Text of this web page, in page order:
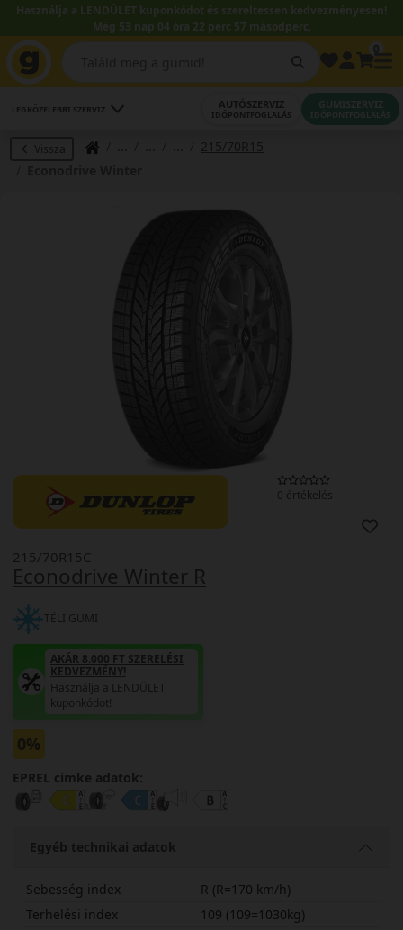
Használja a LENDÜLET kuponkódot és szereltessen kedvezményesen!
Még 53 nap 04 óra 22 perc 56 másodperc.
LEGKÖZELEBBI SZERVIZ AUTÓSZERVIZ
IDŐPONTFOGLALÁS
GUMISZERVIZ
IDŐPONTFOGLALÁS
Vissza
215/70R15
0 értékelés
Econodrive Winter R
215/70R15C
TÉLI GUMI
AKÁR 8.000 FT SZERELÉSI
KEDVEZMÉNY!
Használja a LENDÜLET
kuponkódot!
0%
EPREL cimke adatok:
Egyéb technikai adatok
Sebesség index
R (R=170 km/h)
Terhelési index
109 (109=1030kg)